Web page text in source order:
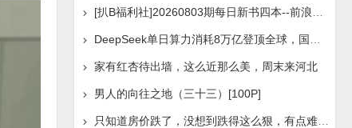
家有红杏待出墙，这么近那么美，周末来河北
男人的向往之地（三十三）[100P]
只知道房价跌了，没想到跌得这么狠，有点难受啊！